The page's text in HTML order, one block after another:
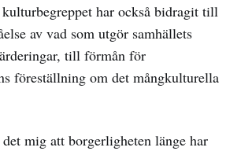
har också bidragit till
av vad som utgör samhällets
till förmån för
föreställning om det mångkulturella
det mig att borgerligheten länge har